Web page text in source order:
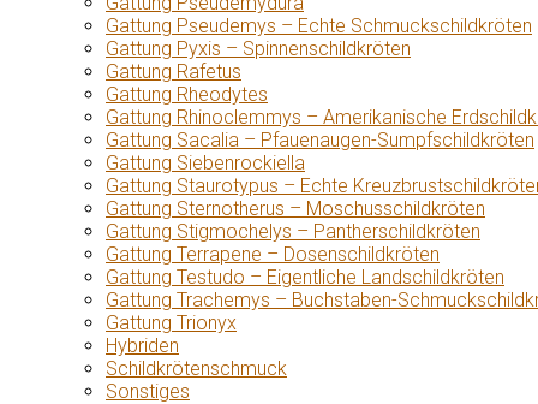
Gattung Pseudemys – Echte Schmuckschildkröten
Gattung Pyxis – Spinnenschildkröten
Gattung Rafetus
Gattung Rheodytes
Gattung Rhinoclemmys – Amerikanische
Gattung Sacalia – Pfauenaugen-Sumpfschildkröten
Gattung Siebenrockiella
Gattung Staurotypus – Echte
Gattung Sternotherus – Moschusschildkröten
Gattung Stigmochelys – Pantherschildkröten
Gattung Terrapene – Dosenschildkröten
Gattung Testudo – Eigentliche Landschildkröten
Gattung Trachemys – Buchstaben-
Gattung Trionyx
Hybriden
Schildkrötenschmuck
Sonstiges